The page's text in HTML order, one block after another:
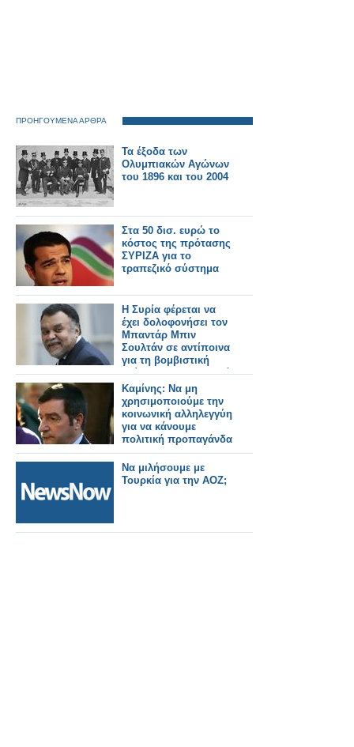
ΠΡΟΗΓΟΥΜΕΝΑ ΑΡΘΡΑ
Τα έξοδα των
Ολυμπιακών Αγώνων
του 1896 και του 2004
Στα 50 δισ. ευρώ το
κόστος της πρότασης
ΣΥΡΙΖΑ για το
τραπεζικό σύστημα
Η Συρία φέρεται να
έχει δολοφονήσει τον
Μπαντάρ Μπιν
Σουλτάν σε αντίποινα
για τη βομβιστική
επίθεση στη Δαμασκό
Καμίνης: Να μη
χρησιμοποιούμε την
κοινωνική αλληλεγγύη
για να κάνουμε
πολιτική προπαγάνδα
Να μιλήσουμε με
Τουρκία για την ΑΟΖ;